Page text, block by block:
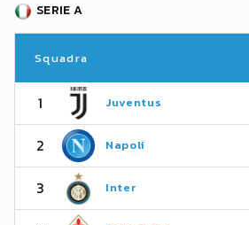
SERIE A
Squadra
1 Juventus
2 Napoli
3 Inter